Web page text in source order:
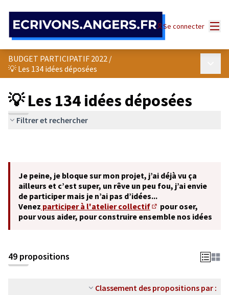
Se connecter
BUDGET PARTICIPATIF 2022 /
💡 Les 134 idées déposées
💡 Les 134 idées déposées
Filtrer et rechercher
Je peine, je bloque sur mon projet, j’ai déjà vu ça
ailleurs et c’est super, un rêve un peu fou, j’ai envie
de participer mais je n’ai pas d’idées...
Venez participer à l'atelier collectif
(S'ouvre dans un
pour oser,
pour vous aider, pour construire ensemble nos idées
49 propositions
Classement des propositions par :